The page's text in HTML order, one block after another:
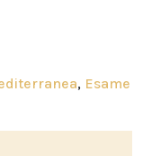
, Esame